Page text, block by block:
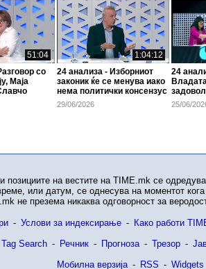
51:04
со
Маја
1:04:12
24 анализа - Изборниот
законик ќе се менува иако
нема политички консензус
во Собранието
29/06/2026
24
има
25/06/
позициите на вестите на TIME.mk се
или датум, се однесува на моментот
не презема никаква одговорност за
- Услови за индексирање - Како работи
Tag Search - Речник - Прогноза - Трезор -
Мобилна верзија - RSS - Widgets